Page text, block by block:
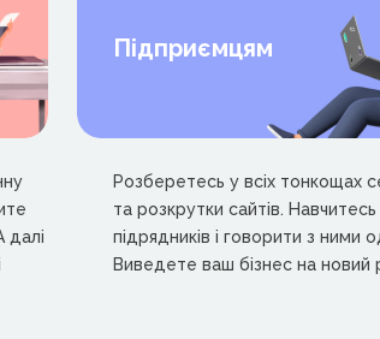
далі
Підприємцям
Розберетесь у всіх тонкощах
та розкрутки сайтів.
підрядників і говорити з ними
Виведете ваш бізнес на новий